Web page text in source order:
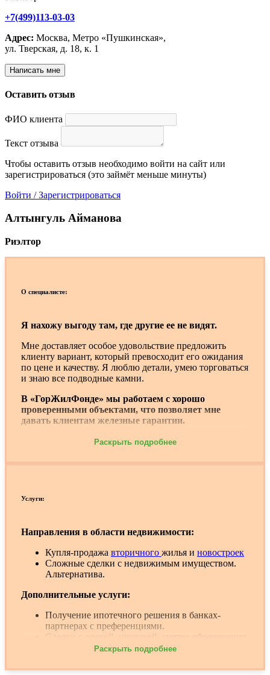
+7(499)113-03-03
Адрес: Москва, Метро «Пушкинская»,
ул. Тверская, д. 18, к. 1
Написать мне
Оставить отзыв
ФИО клиента
Текст отзыва
Чтобы оставить отзыв необходимо войти на сайт или
зарегистрироваться (это займёт меньше минуты)
Войти / Зарегистрироваться
Алтынгуль Айманова
Риэлтор
О специалисте:
Я нахожу выгоду там, где другие ее не видят.
Мне доставляет особое удовольствие предложить
клиенту вариант, который превосходит его ожидания
по цене и качеству. Я люблю детали, умею торговаться
и знаю все подводные камни.
В «ГорЖилФонде» мы работаем с хорошо
проверенными объектами, что позволяет мне
давать клиентам железные гарантии.
Раскрыть подробнее
Услуги:
Направления в области недвижимости:
Купля-продажа вторичного жилья и новостроек
Сложные сделки с недвижимым имуществом.
Альтернатива.
Дополнительные услуги:
Получение ипотечного решения в банках-
партнерах с преференциями.
Сделки с опекой, ипотекой, снятие обременения,
вывод из-под залога.
области недвижимости
Раскрыть подробнее